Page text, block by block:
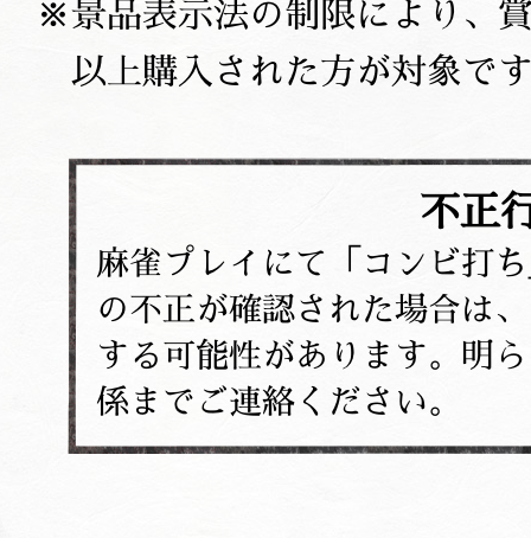
景品表示法の制限により、
以上購入された方が対象で
不正
麻雀プレイにて「コンビ打
の不正が確認された場合は
する可能性があります。明
係までご連絡ください。